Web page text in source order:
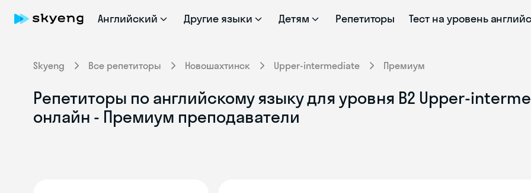
Английский Другие языки Детям Репетиторы Тест на уровень
Skyeng Все репетиторы Новошахтинск Upper-intermediate Премиум
Репетиторы по английскому языку для уровня B2 Upper-
онлайн - Премиум преподаватели